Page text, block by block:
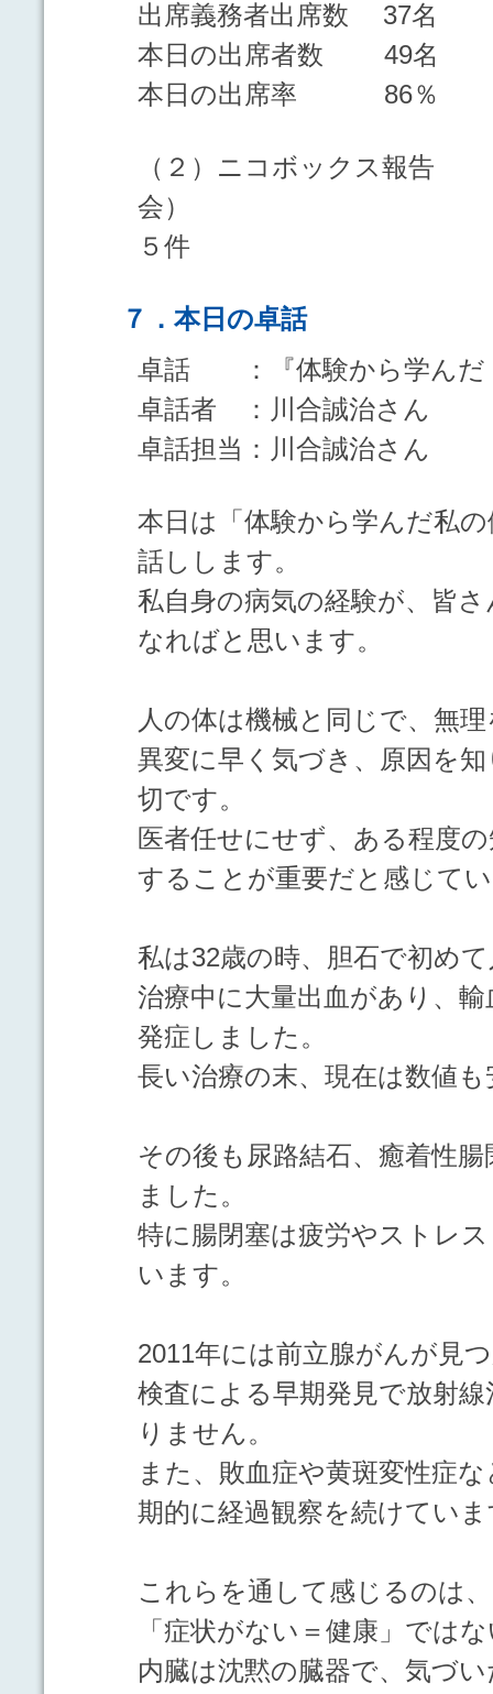
出席義務者出席数 37名
本日の出席者数 49名
本日の出席率 86％
（２）ニコボックス報告
会）
５件
７．本日の卓話
卓話 ：『体験から学んだ
卓話者 ：川合誠治さん
卓話担当：川合誠治さん
本日は「体験から学んだ私
話しします。
私自身の病気の経験が、皆
なればと思います。
人の体は機械と同じで、無
異変に早く気づき、原因を
切です。
医者任せにせず、ある程度
することが重要だと感じて
私は32歳の時、胆石で初め
治療中に大量出血があり、
発症しました。
長い治療の末、現在は数値
その後も尿路結石、癒着性
ました。
特に腸閉塞は疲労やストレ
います。
2011年には前立腺がんが見
検査による早期発見で放射
りません。
また、敗血症や黄斑変性症
期的に経過観察を続けてい
これらを通して感じるのは、
「症状がない＝健康」では
内臓は沈黙の臓器で、気づ